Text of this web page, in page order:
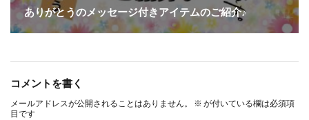
ありがとうのメッセージ付きアイテムのご紹介♪
コメントを書く
メールアドレスが公開されることはありません。 ※ が付いている欄は必須項
目です